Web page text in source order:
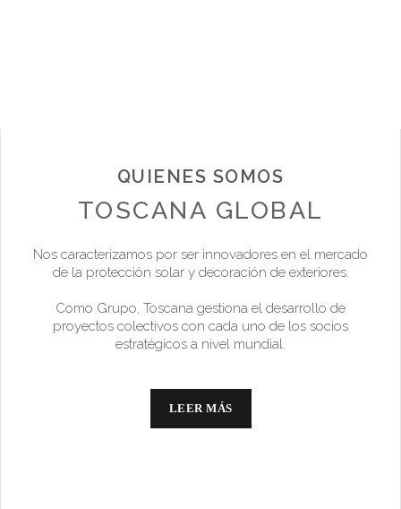
QUIENES SOMOS
TOSCANA GLOBAL
Nos caracterizamos por ser innovadores en el mercado
de la protección solar y decoración de exteriores.
Como Grupo, Toscana gestiona el desarrollo de
proyectos colectivos con cada uno de los socios
estratégicos a nivel mundial.
LEER MÁS